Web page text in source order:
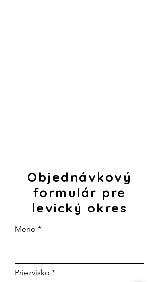
Objednávkový
formulár pre
levický okres
Meno
Priezvisko